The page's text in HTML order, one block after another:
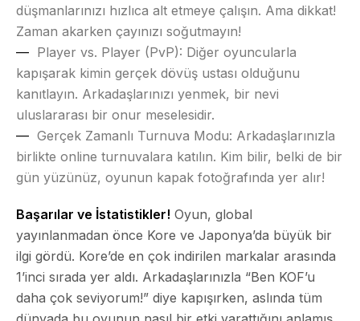
düşmanlarınızı hızlıca alt etmeye çalışın. Ama dikkat!
Zaman akarken çayınızı soğutmayın!
Player vs. Player (PvP): Diğer oyuncularla
kapışarak kimin gerçek dövüş ustası olduğunu
kanıtlayın. Arkadaşlarınızı yenmek, bir nevi
uluslararası bir onur meselesidir.
Gerçek Zamanlı Turnuva Modu: Arkadaşlarınızla
birlikte online turnuvalara katılın. Kim bilir, belki de bir
gün yüzünüz, oyunun kapak fotoğrafında yer alır!
Başarılar ve İstatistikler! Oyun, global
yayınlanmadan önce Kore ve Japonya’da büyük bir
ilgi gördü. Kore’de en çok indirilen markalar arasında
1’inci sırada yer aldı. Arkadaşlarınızla “Ben KOF’u
daha çok seviyorum!” diye kapışırken, aslında tüm